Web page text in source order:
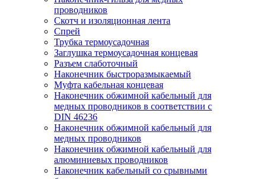
проводников
Скотч и изоляционная лента
Спрей
Трубка термоусадочная
Заглушка термоусадочная концевая
Разъем слаботочный
Наконечник быстроразмыкаемый
Муфта кабельная концевая
Наконечник обжимной кабельный для
медных проводников в соответствии с
DIN 46236
Наконечник обжимной кабельный для
медных проводников
Наконечник обжимной кабельный для
алюминиевых проводников
Наконечник кабельный со срывными